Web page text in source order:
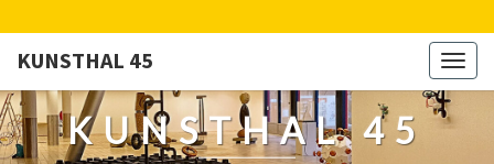
KUNSTHAL 45
KUNSTHAL 45